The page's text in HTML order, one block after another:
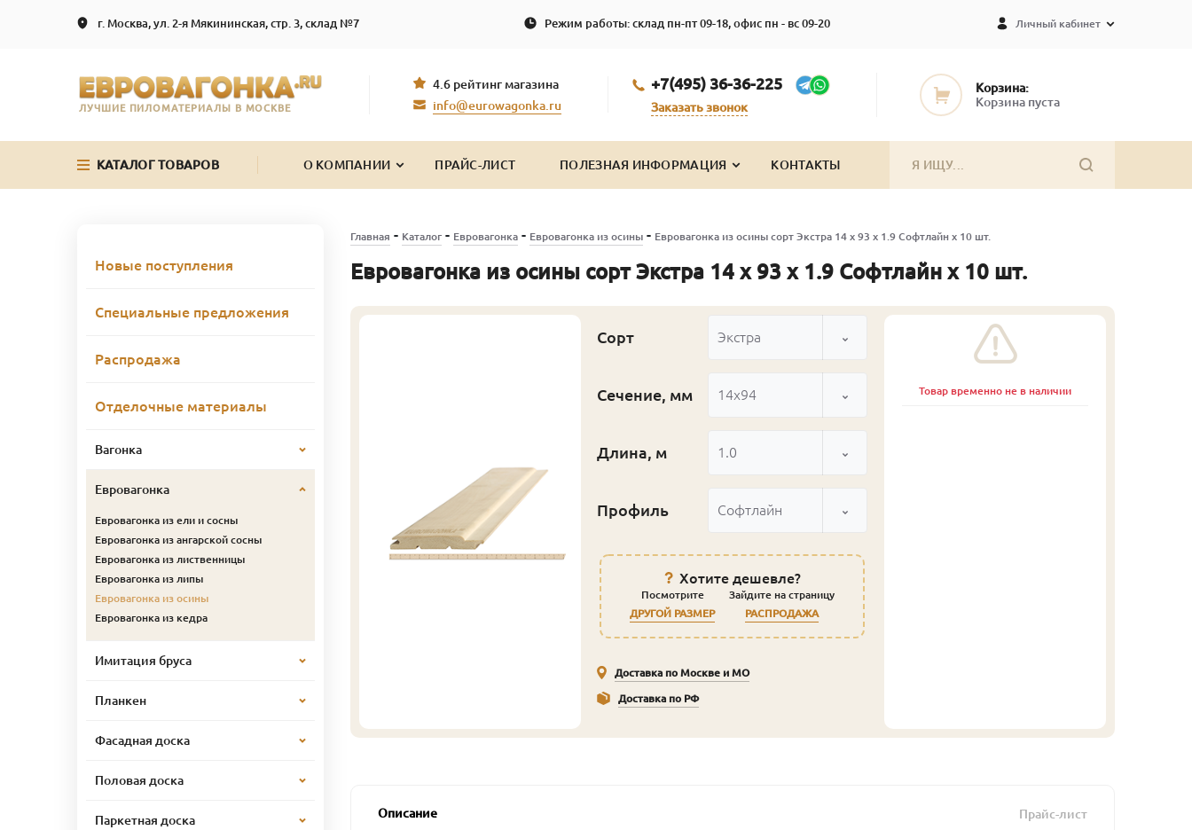
г. Москва, ул. 2-я Мякининская, стр. 3, склад №7 Режим работы: склад пн-пт 09-18, офис пн - вс 09-20 Личный кабинет
ЛУЧШИЕ ПИЛОМАТЕРИАЛЫ В МОСКВЕ
4.6 рейтинг магазина
info@eurowagonka.ru
+7(495) 36-36-225
Заказать звонок
Корзина:
Корзина пуста
КАТАЛОГ ТОВАРОВ О КОМПАНИИ ПРАЙС-ЛИСТ ПОЛЕЗНАЯ ИНФОРМАЦИЯ КОНТАКТЫ
Главная - Каталог- Евровагонка- Евровагонка из осины- Евровагонка из осины сорт Экстра 14 x 93 x 1.9 Софтлайн x 10 шт.
Евровагонка из осины сорт Экстра 14 x 93 x 1.9 Софтлайн x 10 шт.
Сорт Экстра
Сечение, мм 14x94
Длина, м 1.0
Профиль Софтлайн
Хотите дешевле?
Посмотрите
ДРУГОЙ РАЗМЕР
Зайдите на страницу
РАСПРОДАЖА
Доставка по Москве и МО
Доставка по РФ
Товар временно не в наличии
Описание Прайс-лист
Новые поступления
Специальные предложения
Распродажа
Отделочные материалы
Вагонка
Евровагонка
Евровагонка из ели и сосны
Евровагонка из ангарской сосны
Евровагонка из лиственницы
Евровагонка из липы
Евровагонка из осины
Евровагонка из кедра
Имитация бруса
Планкен
Фасадная доска
Половая доска
Паркетная доска